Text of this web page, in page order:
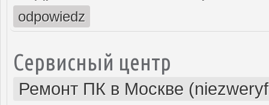
odpowiedz
Сервисный центр
Ремонт ПК в Москве